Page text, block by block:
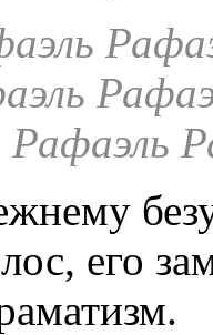
его